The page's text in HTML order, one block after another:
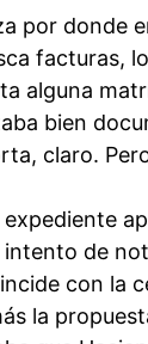
por donde
facturas,
alguna
bien
claro.
de
con la
la